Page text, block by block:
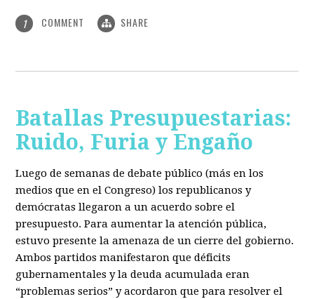
1 COMMENT SHARE
Batallas Presupuestarias:
Ruido, Furia y Engaño
Luego de semanas de debate público (más en los
medios que en el Congreso) los republicanos y
demócratas llegaron a un acuerdo sobre el
presupuesto. Para aumentar la atención pública,
estuvo presente la amenaza de un cierre del gobierno.
Ambos partidos manifestaron que déficits
gubernamentales y la deuda acumulada eran
“problemas serios” y acordaron que para resolver el